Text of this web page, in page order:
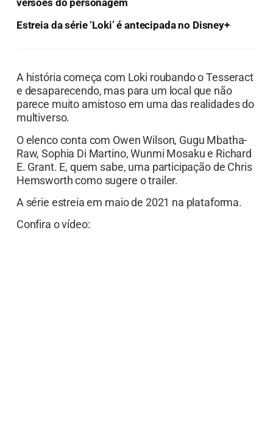
versões do personagem
Estreia da série ‘Loki’ é antecipada no Disney+
A história começa com Loki roubando o Tesseract
e desaparecendo, mas para um local que não
parece muito amistoso em uma das realidades do
multiverso.
O elenco conta com Owen Wilson, Gugu Mbatha-
Raw, Sophia Di Martino, Wunmi Mosaku e Richard
E. Grant. E, quem sabe, uma participação de Chris
Hemsworth como sugere o trailer.
A série estreia em maio de 2021 na plataforma.
Confira o vídeo: